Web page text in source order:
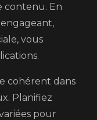
contenu. En
vous
cohérent dans
Planifiez
pour